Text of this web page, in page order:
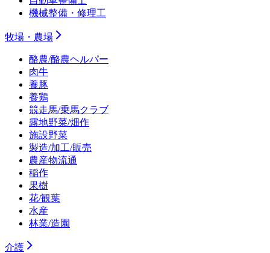
機械整備・修理工
牧場・農場
酪農/酪農ヘルパー
肉牛
養豚
養鶏
競走馬/乗馬クラブ
露地野菜/畑作
施設野菜
製造/加工/販売
農産物流通
稲作
果樹
花/観葉
水産
林業/造園
介護